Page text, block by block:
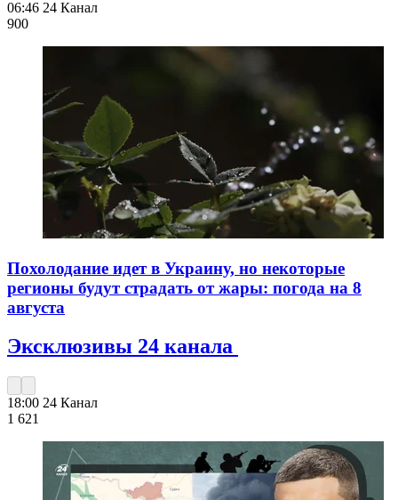
06:46 24 Канал
900
Похолодание идет в Украину, но некоторые
регионы будут страдать от жары: погода на 8
августа
Эксклюзивы 24 канала
18:00 24 Канал
1 621